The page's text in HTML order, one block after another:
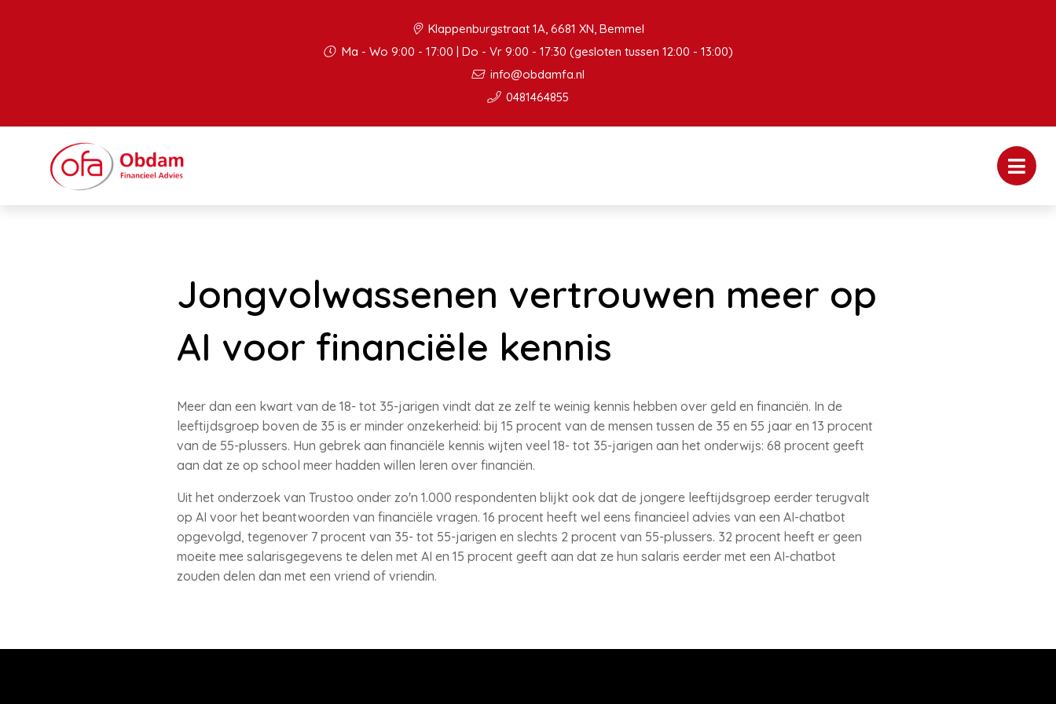
Klappenburgstraat 1A, 6681 XN, Bemmel
Ma - Wo 9:00 - 17:00 | Do - Vr 9:00 - 17:30 (gesloten tussen 12:00 - 13:00)
info@obdamfa.nl
0481464855
Jongvolwassenen vertrouwen meer op
AI voor financiële kennis
Meer dan een kwart van de 18- tot 35-jarigen vindt dat ze zelf te weinig kennis hebben over geld en financiën. In de
leeftijdsgroep boven de 35 is er minder onzekerheid: bij 15 procent van de mensen tussen de 35 en 55 jaar en 13 procent
van de 55-plussers. Hun gebrek aan financiële kennis wijten veel 18- tot 35-jarigen aan het onderwijs: 68 procent geeft
aan dat ze op school meer hadden willen leren over financiën.
Uit het onderzoek van Trustoo onder zo'n 1.000 respondenten blijkt ook dat de jongere leeftijdsgroep eerder terugvalt
op AI voor het beantwoorden van financiële vragen. 16 procent heeft wel eens financieel advies van een AI-chatbot
opgevolgd, tegenover 7 procent van 35- tot 55-jarigen en slechts 2 procent van 55-plussers. 32 procent heeft er geen
moeite mee salarisgegevens te delen met AI en 15 procent geeft aan dat ze hun salaris eerder met een AI-chatbot
zouden delen dan met een vriend of vriendin.